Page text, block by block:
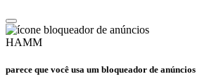
HAMM
parece que você usa um bloqueador de anúncios